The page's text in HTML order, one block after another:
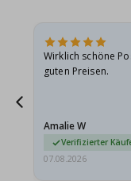
Wirklich schöne
guten Preisen.
Amalie W
Verifizierter
07.08.2026